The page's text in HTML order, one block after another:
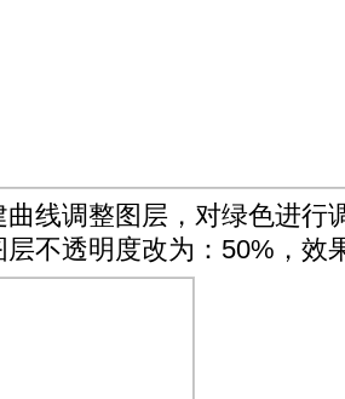
曲线调整图层，对绿色进行
层不透明度改为：50%，效